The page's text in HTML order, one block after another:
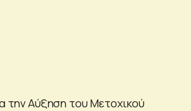
την Αύξηση του Μετοχικού